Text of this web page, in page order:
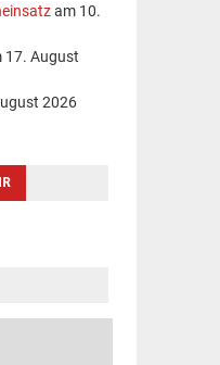
am 10.
17. August
2026